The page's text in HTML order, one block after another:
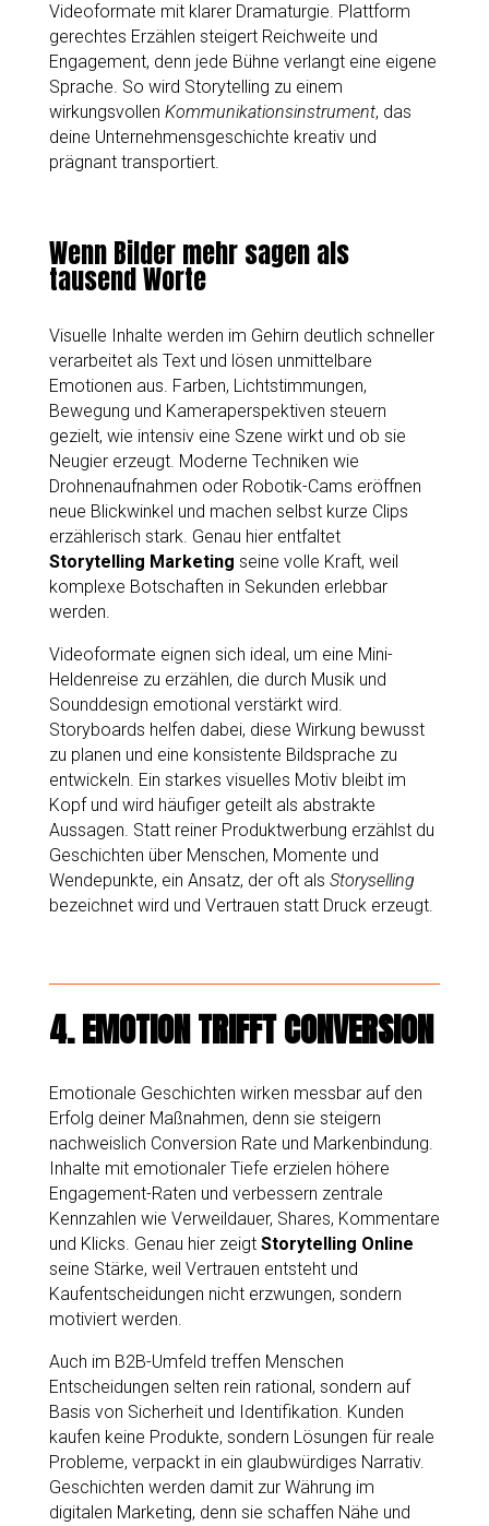
Videoformate mit klarer Dramaturgie. Plattform
gerechtes Erzählen steigert Reichweite und
Engagement, denn jede Bühne verlangt eine eigene
Sprache. So wird Storytelling zu einem
wirkungsvollen Kommunikationsinstrument, das
deine Unternehmensgeschichte kreativ und
prägnant transportiert.
Wenn Bilder mehr sagen als
tausend Worte
Visuelle Inhalte werden im Gehirn deutlich schneller
verarbeitet als Text und lösen unmittelbare
Emotionen aus. Farben, Lichtstimmungen,
Bewegung und Kameraperspektiven steuern
gezielt, wie intensiv eine Szene wirkt und ob sie
Neugier erzeugt. Moderne Techniken wie
Drohnenaufnahmen oder Robotik-Cams eröffnen
neue Blickwinkel und machen selbst kurze Clips
erzählerisch stark. Genau hier entfaltet
Storytelling Marketing seine volle Kraft, weil
komplexe Botschaften in Sekunden erlebbar
werden.
Videoformate eignen sich ideal, um eine Mini-
Heldenreise zu erzählen, die durch Musik und
Sounddesign emotional verstärkt wird.
Storyboards helfen dabei, diese Wirkung bewusst
zu planen und eine konsistente Bildsprache zu
entwickeln. Ein starkes visuelles Motiv bleibt im
Kopf und wird häufiger geteilt als abstrakte
Aussagen. Statt reiner Produktwerbung erzählst du
Geschichten über Menschen, Momente und
Wendepunkte, ein Ansatz, der oft als Storyselling
bezeichnet wird und Vertrauen statt Druck erzeugt.
4.EMOTION TRIFFT CONVERSION
Emotionale Geschichten wirken messbar auf den
Erfolg deiner Maßnahmen, denn sie steigern
nachweislich Conversion Rate und Markenbindung.
Inhalte mit emotionaler Tiefe erzielen höhere
Engagement-Raten und verbessern zentrale
Kennzahlen wie Verweildauer, Shares, Kommentare
und Klicks. Genau hier zeigt Storytelling Online
seine Stärke, weil Vertrauen entsteht und
Kaufentscheidungen nicht erzwungen, sondern
motiviert werden.
Auch im B2B-Umfeld treffen Menschen
Entscheidungen selten rein rational, sondern auf
Basis von Sicherheit und Identifikation. Kunden
kaufen keine Produkte, sondern Lösungen für reale
Probleme, verpackt in ein glaubwürdiges Narrativ.
Geschichten werden damit zur Währung im
digitalen Marketing, denn sie schaffen Nähe und